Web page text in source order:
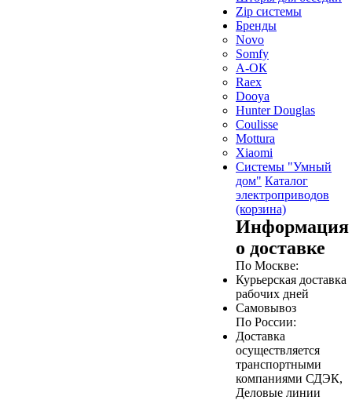
Zip системы
Бренды
Novo
Somfy
А-ОК
Raex
Dooya
Hunter Douglas
Coulisse
Mottura
Xiaomi
Системы "Умный
дом" Каталог
электроприводов
(корзина)
Информация
о доставке
По Москве:
Курьерская доставка
рабочих дней
Самовывоз
По России:
Доставка
осуществляется
транспортными
компаниями СДЭК,
Деловые линии